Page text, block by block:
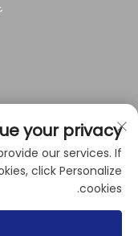
your privacy
our services. If
click Personalize
cookies.